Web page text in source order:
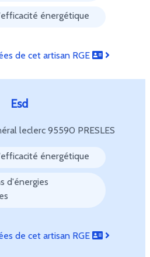
énergétique
de cet artisan RGE
Esd
leclerc 95590 PRESLES
énergétique
d'énergies
de cet artisan RGE